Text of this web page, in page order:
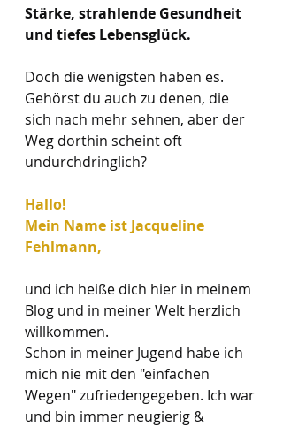
Stärke, strahlende Gesundheit
und tiefes Lebensglück.
Doch die wenigsten haben es.
Gehörst du auch zu denen, die
sich nach mehr sehnen, aber der
Weg dorthin scheint oft
undurchdringlich?
Hallo!
Mein Name ist Jacqueline
Fehlmann,
und ich heiße dich hier in meinem
Blog und in meiner Welt herzlich
willkommen.
Schon in meiner Jugend habe ich
mich nie mit den "einfachen
Wegen" zufriedengegeben. Ich war
und bin immer neugierig &